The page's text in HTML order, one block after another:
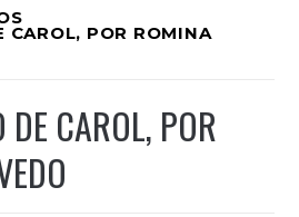
CAROL, POR ROMINA
CAROL, POR